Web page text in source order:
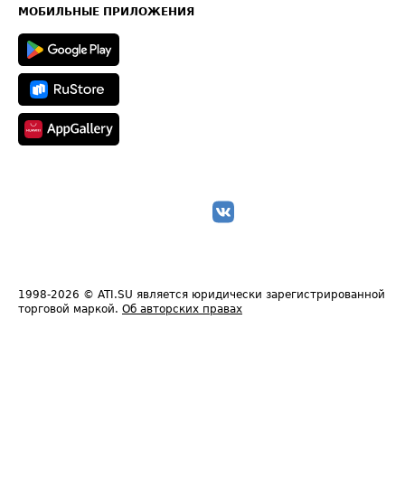
Техническая информация
МОБИЛЬНЫЕ ПРИЛОЖЕНИЯ
1998-2026 © ATI.SU является юридически зарегистрированной
торговой маркой. Об авторских правах